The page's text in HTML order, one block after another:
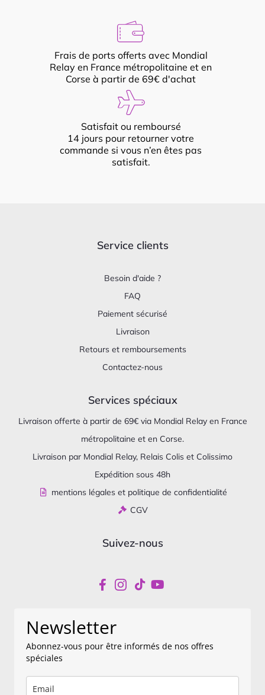
Frais de ports offerts avec Mondial
Relay en France métropolitaine et en
Corse à partir de 69€ d'achat
Satisfait ou remboursé
14 jours pour retourner votre
commande si vous n’en êtes pas
satisfait.
Service clients
Besoin d'aide ?
FAQ
Paiement sécurisé
Livraison
Retours et remboursements
Contactez-nous
Services spéciaux
Livraison offerte à partir de 69€ via Mondial Relay en France
métropolitaine et en Corse.
Livraison par Mondial Relay, Relais Colis et Colissimo
Expédition sous 48h
mentions légales et politique de confidentialité
CGV
Suivez-nous
Newsletter
Abonnez-vous pour être informés de nos offres
spéciales